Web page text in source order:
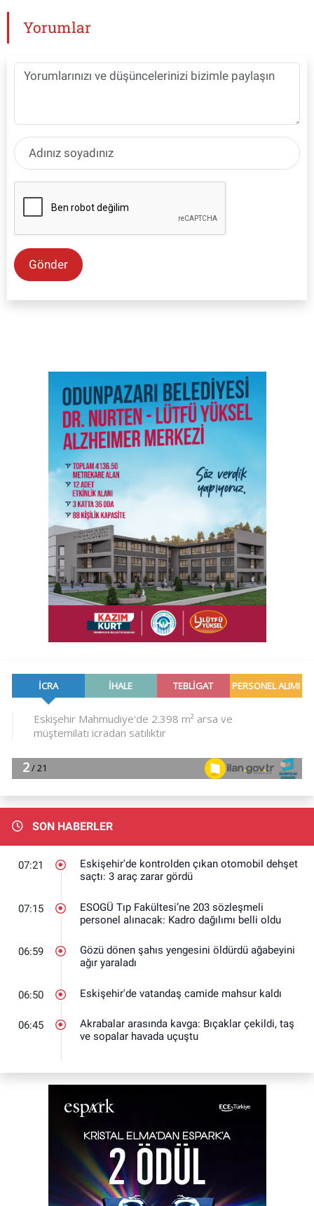
Yorumlar
Gönder
SON HABERLER
07:21
Eskişehir'de kontrolden çıkan otomobil dehşet
saçtı: 3 araç zarar gördü
07:15
ESOGÜ Tıp Fakültesi’ne 203 sözleşmeli
personel alınacak: Kadro dağılımı belli oldu
06:59
Gözü dönen şahıs yengesini öldürdü ağabeyini
ağır yaraladı
06:50 Eskişehir'de vatandaş camide mahsur kaldı
06:45
Akrabalar arasında kavga: Bıçaklar çekildi, taş
ve sopalar havada uçuştu